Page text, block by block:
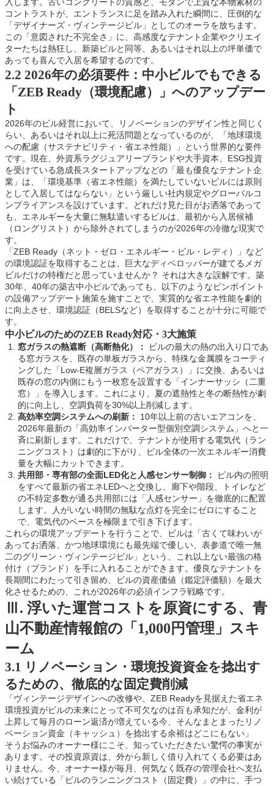
入します。古いコンクリートの質感と、モダンで上質な本物素材の
コントラストが、エントランスに足を踏み入れた瞬間に、圧倒的な
「デザイナーズ・ヴィンテージビル」としてのオーラを放ちます。
この「意図された不完全さ」に、高感度なテナント企業やクリエイ
ターたちは熱狂し、新築ビルと同等、あるいはそれ以上の坪単価で
あっても喜んで入居を希望するのです。
2.2 2026年の必須要件：中小ビルでもできる
「ZEB Ready（環境配慮）」へのアップデー
ト
2026年のビル経営において、リノベーションのデザイン性と同じく
らい、あるいはそれ以上に死活問題となっているのが、「地球環境
への配慮（サステナビリティ・省エネ性能）」という世界的な要件
です。現在、外資系ラグジュアリーブランドや大手資本、ESG投資
を受けている急成長スタートアップなどの「最も優良なテナント企
業」は、「環境基準（省エネ性能）を満たしていないビルには原則
として入居してはならない」という厳しい社内規定やグローバルコ
ンプライアンスを設けています。どれだけ見た目がお洒落であって
も、エネルギーを大量に無駄遣いするビルは、最初から入居候補
（ロングリスト）から除外されてしまうのが2026年の冷徹な現実で
す。
「ZEB Ready（ネット・ゼロ・エネルギー・ビル・レディ）」など
の環境認証を取得することは、巨大なディベロッパーが建てるメガ
ビルだけの特権だと思っていませんか？ それは大きな誤解です。築
30年、40年の築古中小ビルであっても、以下のようなピンポイント
の設備アップデート施策を施すことで、実質的な省エネ性能を劇的
に向上させ、環境認証（BELSなど）を取得することが十分に可能で
す。
中小ビルのためのZEB Ready対応・3大施策
窓ガラスの熱遮断（高断熱化）：
ビルの最大の熱の出入り口であ
る窓ガラスを、既存の単板ガラスから、特殊な金属膜をコーティ
ングした「Low-E複層ガラス（ペアガラス）」に交換、あるいは
既存の窓の内側にもう一枚窓を設置する「インナーサッシ（二重
窓）」を導入します。これにより、夏の遮熱性と冬の断熱性が劇
的に向上し、空調負荷を30%以上削減します。
高効率空調システムへの刷新：
10年以上前の古いエアコンを、
2026年最新の「高効率インバーター型個別空調システム」へと一
斉に刷新します。これだけで、テナントが使用する電気代（ラン
ニングコスト）は劇的に下がり、ビル全体の一次エネルギー消費
量を大幅にカットできます。
共用部・専有部の全面LED化と人感センサー制御：
ビル内の照明
をすべて最新の省エネLEDへと交換し、廊下や階段、トイレなど
の不特定多数が通る共用部には「人感センサー」を徹底的に配置
します。人がいない時間の無駄な点灯を完全にゼロにすること
で、電気代のベースを極限まで引き下げます。
これらの環境アップデートを行うことで、ビルは「古くて味わいが
あってお洒落、かつ地球環境にも最先端で優しい、表参道で唯一無
二のグリーン・ヴィンテージビル」という、これ以上ない最強の格
付け（ブランド）を手に入れることができます。優良なテナントを
長期間にわたって引き留め、ビルの資産価値（鑑定評価額）を最大
化させるための、これが2026年の必須インフラ戦略です。
Ⅲ. 浮いた運営コストを原資にする、青
山不動産情報館の「1,000円管理」スキ
ーム
3.1 リノベーション・環境投資資金を捻出す
るための、徹底的な固定費削減
「ヴィンテージデザインへの改修や、ZEB Readyを見据えた省エネ
環境投資がビルの未来にとって不可欠なのは百も承知だが、金利が
上昇して毎月のローン返済が増えている今、そんなまとまったリノ
ベーション資金（キャッシュ）を捻出する余裕はどこにもない」
そうお悩みのオーナー様にこそ、知っていただきたい驚愕の事実が
あります。その投資原資は、外から新しく借り入れてくる必要はあ
りません。今、オーナー様が毎月、何気なく既存の管理会社へ支払
い続けている「ビルのランニングコスト（固定費）」の中に、手つ